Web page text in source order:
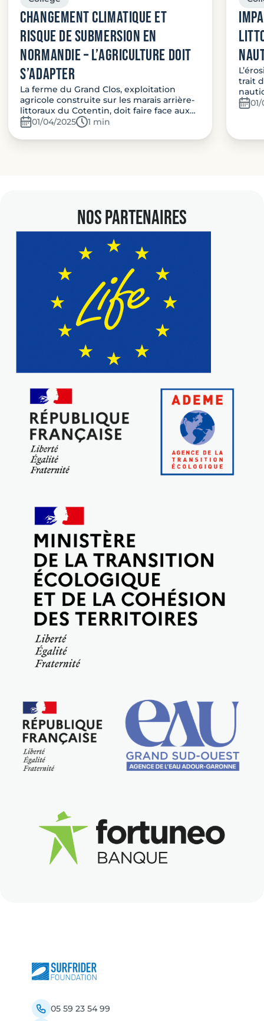
Changement climatique et
risque de submersion en
Normandie – L’agriculture doit
s’adapter
La ferme du Grand Clos, exploitation
agricole construite sur les marais arrière-
littoraux du Cotentin, doit faire face aux…
01/04/2025
Temps de lecture:
1 min
trait
NOS PARTENAIRES
05 59 23 54 99